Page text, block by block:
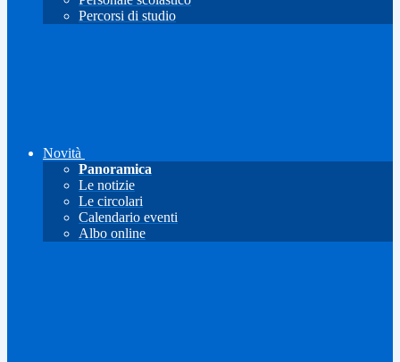
Percorsi di studio
Novità
Panoramica
Le notizie
Le circolari
Calendario eventi
Albo online